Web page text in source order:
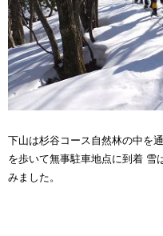
下山は杉谷コース自然林の中を
を歩いて無事駐車地点に到着
みました。